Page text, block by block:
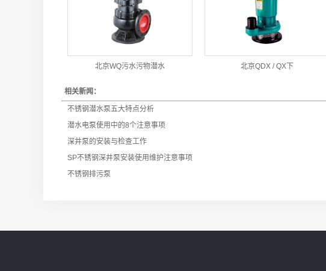
北京WQ污水污物潜水 北京QDX / QX下
相关新闻：
不锈钢潜水泵五大特点分析
潜水电泵使用中的8个注意事项
深井泵的安装与检查工作
SP不锈钢深井泵安装使用维护注意事项
不锈钢排污泵